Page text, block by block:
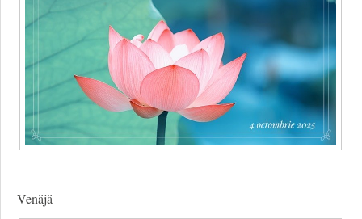
Venäjä